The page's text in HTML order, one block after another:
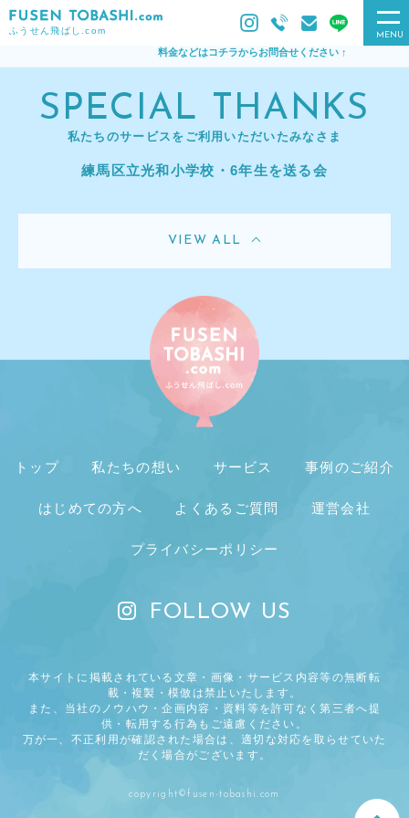
ふうせん飛ばし.com
料金などはコチラからお問合せください ↑
MENU
SPECIAL THANKS
私たちのサービスをご利用いただいたみなさま
練馬区立光和小学校・6年生を送る会
VIEW ALL
トップ 私たちの想い サービス 事例のご紹介
はじめての方へ よくあるご質問 運営会社
プライバシーポリシー
FOLLOW US
本サイトに掲載されている文章・画像・サービス内容等の無断転
載・複製・模倣は禁止いたします。
また、当社のノウハウ・企画内容・資料等を許可なく第三者へ提
供・転用する行為もご遠慮ください。
万が一、不正利用が確認された場合は、適切な対応を取らせていた
だく場合がございます。
copyright©fusen-tobashi.com